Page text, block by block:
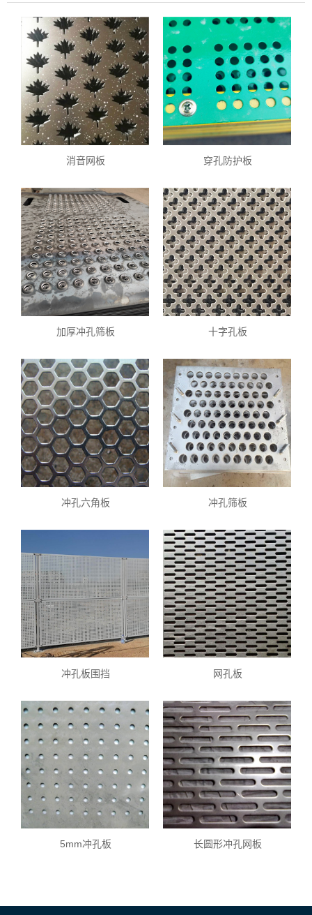
消音网板 穿孔防护板
加厚冲孔筛板 十字孔板
冲孔六角板 冲孔筛板
冲孔板围挡 网孔板
5mm冲孔板 长圆形冲孔网板